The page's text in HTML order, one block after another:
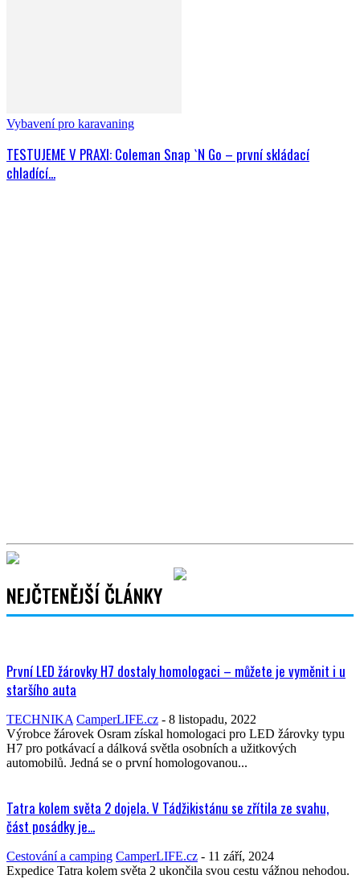
Vybavení pro karavaning
TESTUJEME V PRAXI: Coleman Snap `N Go – první skládací
chladící...
NEJČTENĚJŠÍ ČLÁNKY
První LED žárovky H7 dostaly homologaci – můžete je vyměnit i u
staršího auta
TECHNIKA CamperLIFE.cz - 8 listopadu, 2022
Výrobce žárovek Osram získal homologaci pro LED žárovky typu
H7 pro potkávací a dálková světla osobních a užitkových
automobilů. Jedná se o první homologovanou...
Tatra kolem světa 2 dojela. V Tádžikistánu se zřítila ze svahu,
část posádky je...
Cestování a camping CamperLIFE.cz - 11 září, 2024
Expedice Tatra kolem světa 2 ukončila svou cestu vážnou nehodou.